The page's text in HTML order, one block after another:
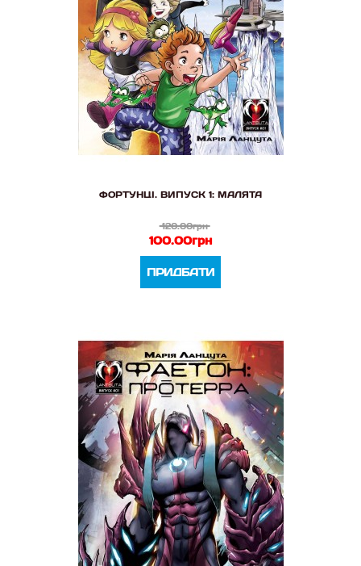
ФОРТУНЦІ. ВИПУСК 1: МАЛЯТА
120.00грн
100.00грн
ПРИДБАТИ